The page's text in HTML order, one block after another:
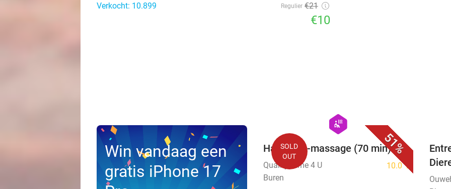
Verkocht: 10.899
Regulier €21
€10
Win vandaag een
gratis iPhone 17
51%
SOLD
OUT
hexagon
wellness
Hammam-massage (70 min)
Quality Time 4 U 10.0star
Buren